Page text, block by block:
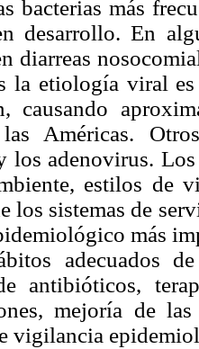
bacterias más
desarrollo. En
diarreas
la etiología viral
causando
Américas.
los adenovirus. Los
estilos de
los sistemas de
más
adecuados
antibióticos,
mejoría de
vigilancia